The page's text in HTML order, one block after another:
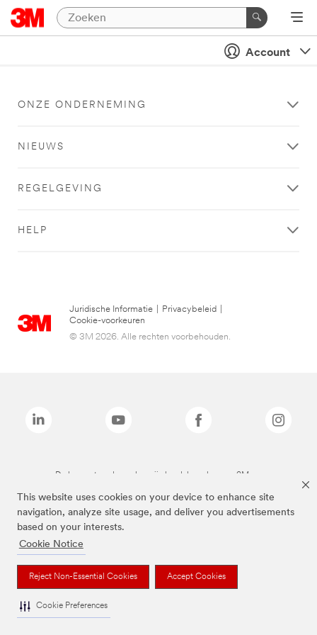
This website uses cookies on your device to enhance site
navigation, analyze site usage, and deliver you advertisements
based on your interests.
Cookie Notice
Reject Non-Essential Cookies Accept Cookies
Cookie Preferences
Account
ONZE ONDERNEMING
NIEUWS
REGELGEVING
HELP
Juridische Informatie Privacybeleid
Cookie-voorkeuren
© 3M 2026. Alle rechten voorbehouden.
De bovenstaande merken zijn handelsmerken van 3M.we